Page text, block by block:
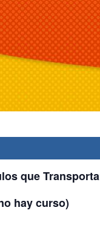
que
hay curso)